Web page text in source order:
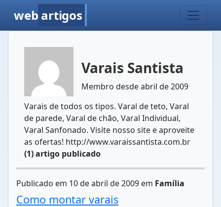
web artigos
Varais Santista
Membro desde abril de 2009
Varais de todos os tipos. Varal de teto, Varal
de parede, Varal de chão, Varal Individual,
Varal Sanfonado. Visite nosso site e aproveite
as ofertas! http://www.varaissantista.com.br
(1) artigo publicado
Publicado em 10 de abril de 2009 em Família
Como montar varais